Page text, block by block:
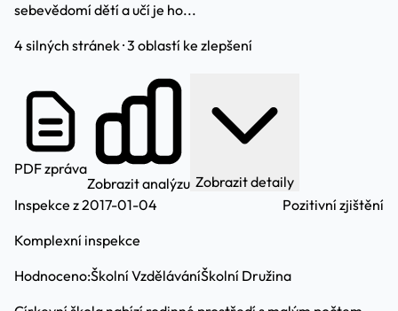
sebevědomí dětí a učí je ho...
4 silných stránek · 3 oblastí ke zlepšení
PDF zpráva
Zobrazit analýzu Zobrazit detaily
Inspekce z 2017-01-04
Komplexní inspekce
Pozitivní zjištění
Hodnoceno:Školní VzděláváníŠkolní Družina